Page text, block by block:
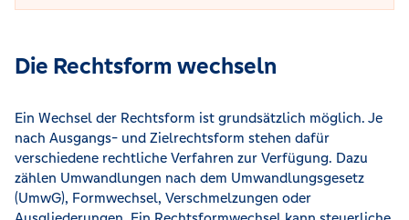
Die Rechtsform wechseln
Ein Wechsel der Rechtsform ist grundsätzlich möglich. Je
nach Ausgangs- und Zielrechtsform stehen dafür
verschiedene rechtliche Verfahren zur Verfügung. Dazu
zählen Umwandlungen nach dem Umwandlungsgesetz
(UmwG), Formwechsel, Verschmelzungen oder